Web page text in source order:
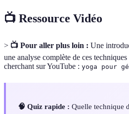
📺 Ressource Vidéo
> 📺 Pour aller plus loin : Une
une analyse complète de ces
cherchant sur YouTube : yoga pour
🧠 Quiz rapide : Quelle technique